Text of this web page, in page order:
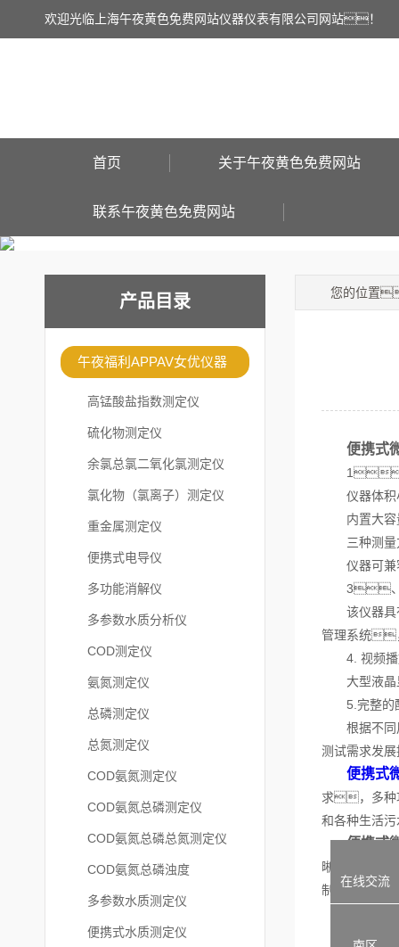
欢迎光临上海午夜黄色免费网站仪器仪表有限公司网站！
首页 关于午夜黄色免费网站
联系午夜黄色免费网站
产品目录
午夜福利APPAV女优仪器
高锰酸盐指数测定仪
硫化物测定仪
余氯总氯二氧化氯测定仪
氯化物（氯离子）测定仪
重金属测定仪
便携式电导仪
多功能消解仪
多参数水质分析仪
COD测定仪
氨氮测定仪
总磷测定仪
总氮测定仪
COD氨氮测定仪
COD氨氮总磷测定仪
COD氨氮总磷总氮测定仪
COD氨氮总磷浊度
多参数水质测定仪
便携式水质测定仪
您的位置
便携式
1、
仪器体
内置大容
三种测量
仪器可兼
3、远
该仪器具有
管理系统
4. 视频播
大型液晶
5.完整的
根据不同
测试需求发
便携式
求，多
和各种生活
便携式
晰、测量
制的理想
在线交流